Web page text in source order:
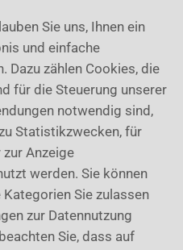
erstellt; für
Aktualität wird jedoch
hilfreich?
Sie uns, Ihnen ein
und einfache
Dazu zählen Cookies, die
für die Steuerung unserer
notwendig sind,
Statistikzwecken, für
Anzeige
werden. Sie können
Sie zulassen
zur Datennutzung
Sie, dass auf